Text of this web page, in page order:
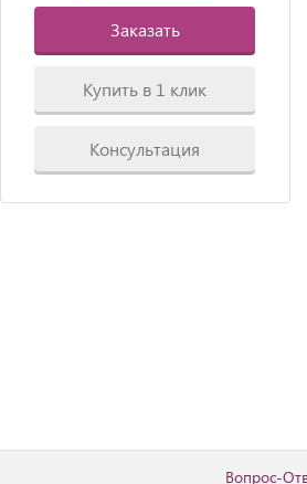
Заказать
Купить в 1 клик
Консультация
Вопрос-